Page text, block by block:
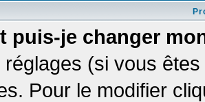
puis-je changer
(si vous
Pour le modifier